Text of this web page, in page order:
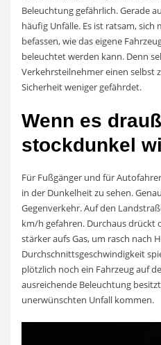
Beleuchtung gefährlich. Gerade
häufig Unfälle. Es ist ratsam,
befassen, wie das eigene
beleuchtet werden kann. Denn
Verkehrsteilnehmer einen selbst
Sicherheit weniger gefährdet.
Wenn es
stockdunkel
Für Fußgänger und für
in der Dunkelheit zu sehen.
Gegenverkehr. Auf den
km/h gefahren. Durchaus drückt
stärker aufs Gas, um rasch nach
Durchschnittsgeschwindigkeit
plötzlich noch ein Fahrzeug auf
ausreichende Beleuchtung
unerwünschten Unfall kommen.